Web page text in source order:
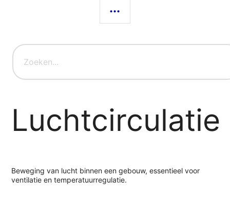
...
Luchtcirculatie
Beweging van lucht binnen een gebouw, essentieel voor
ventilatie en temperatuurregulatie.